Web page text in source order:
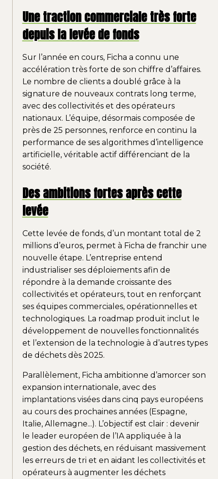
Une traction commerciale très forte
depuis la levée de fonds
Sur l’année en cours, Ficha a connu une
accélération très forte de son chiffre d’affaires.
Le nombre de clients a doublé grâce à la
signature de nouveaux contrats long terme,
avec des collectivités et des opérateurs
nationaux. L’équipe, désormais composée de
près de 25 personnes, renforce en continu la
performance de ses algorithmes d’intelligence
artificielle, véritable actif différenciant de la
société.
Des ambitions fortes après cette
levée
Cette levée de fonds, d’un montant total de 2
millions d’euros, permet à Ficha de franchir une
nouvelle étape. L’entreprise entend
industrialiser ses déploiements afin de
répondre à la demande croissante des
collectivités et opérateurs, tout en renforçant
ses équipes commerciales, opérationnelles et
technologiques. La roadmap produit inclut le
développement de nouvelles fonctionnalités
et l’extension de la technologie à d’autres types
de déchets dès 2025.
Parallèlement, Ficha ambitionne d’amorcer son
expansion internationale, avec des
implantations visées dans cinq pays européens
au cours des prochaines années (Espagne,
Italie, Allemagne...). L’objectif est clair : devenir
le leader européen de l’IA appliquée à la
gestion des déchets, en réduisant massivement
les erreurs de tri et en aidant les collectivités et
opérateurs à augmenter les déchets